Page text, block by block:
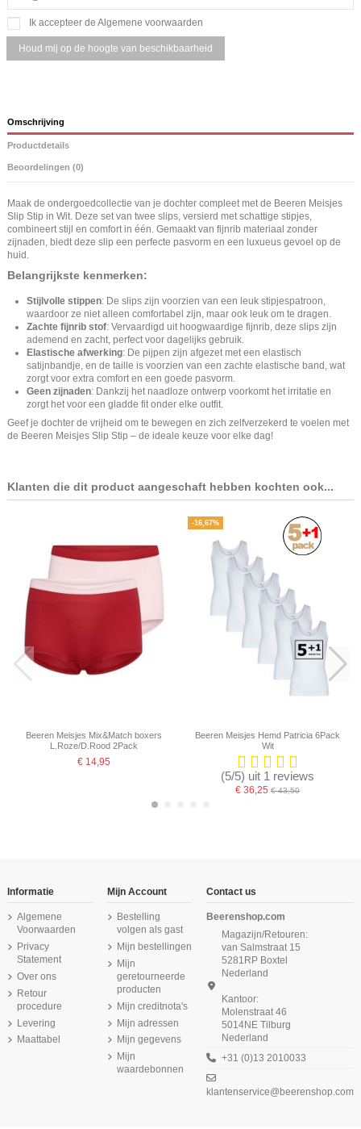
Ik accepteer de Algemene voorwaarden
Omschrijving
Productdetails
Beoordelingen (0)
Maak de ondergoedcollectie van je dochter compleet met de Beeren Meisjes
Slip Stip in Wit. Deze set van twee slips, versierd met schattige stipjes,
combineert stijl en comfort in één. Gemaakt van fijnrib materiaal zonder
zijnaden, biedt deze slip een perfecte pasvorm en een luxueus gevoel op de
huid.
Belangrijkste kenmerken:
Stijlvolle stippen: De slips zijn voorzien van een leuk stipjespatroon,
waardoor ze niet alleen comfortabel zijn, maar ook leuk om te dragen.
Zachte fijnrib stof: Vervaardigd uit hoogwaardige fijnrib, deze slips zijn
ademend en zacht, perfect voor dagelijks gebruik.
Elastische afwerking: De pijpen zijn afgezet met een elastisch
satijnbandje, en de taille is voorzien van een zachte elastische band, wat
zorgt voor extra comfort en een goede pasvorm.
Geen zijnaden: Dankzij het naadloze ontwerp voorkomt het irritatie en
zorgt het voor een gladde fit onder elke outfit.
Geef je dochter de vrijheid om te bewegen en zich zelfverzekerd te voelen met
de Beeren Meisjes Slip Stip – de ideale keuze voor elke dag!
Klanten die dit product aangeschaft hebben kochten ook...
Beeren Meisjes Mix&Match boxers
L.Roze/D.Rood 2Pack
€ 14,95
-16,67%
Beeren Meisjes Hemd Patricia 6Pack
Wit
(5/5) uit 1 reviews
€ 36,25€ 43,50
Beeren Jongens singlet M3000
6Pack Wit
6Pack Wit
Niet op voorraad
Beeren Meisjes slip Liesje 2Pack Wit
Feeling 6Pack Wit
Beeren Meisjes Hemd Liesje Wit
Product is beschikbaar met verschillende opties
€ 7,25
Beeren Dames hemd Madonna
M3000 Wit
Informatie
Algemene
Voorwaarden
Privacy
Statement
Over ons
Retour
procedure
Levering
Maattabel
Mijn Account
Bestelling
volgen als gast
Mijn bestellingen
Mijn
geretourneerde
producten
Mijn creditnota's
Mijn adressen
Mijn gegevens
Mijn
waardebonnen
Contact us
Beerenshop.com
Magazijn/Retouren:
van Salmstraat 15
5281RP Boxtel
Nederland
Kantoor:
Molenstraat 46
5014NE Tilburg
Nederland
+31 (0)13 2010033
klantenservice@beerenshop.com